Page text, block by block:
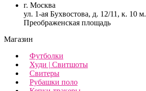
г. Москва
ул. 1-ая Бухвостова, д. 12/11, к. 10 м.
Преображенская площадь
Магазин
Футболки
Худи | Свитшоты
Свитеры
Рубашки поло